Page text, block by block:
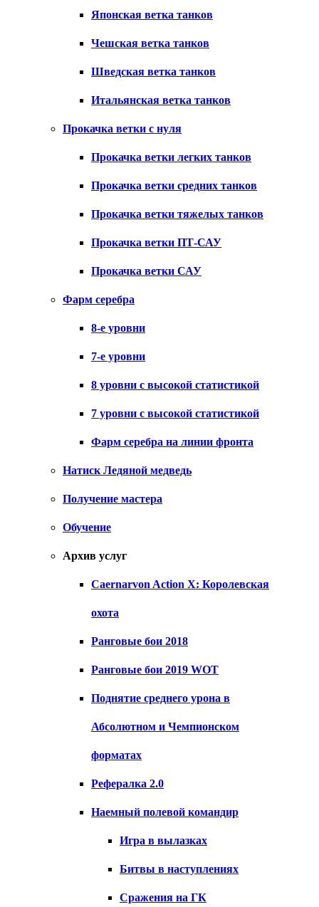
Японская ветка танков
Чешская ветка танков
Шведская ветка танков
Итальянская ветка танков
Прокачка ветки с нуля
Прокачка ветки легких танков
Прокачка ветки средних танков
Прокачка ветки тяжелых танков
Прокачка ветки ПТ-САУ
Прокачка ветки САУ
Фарм серебра
8-е уровни
7-е уровни
8 уровни с высокой статистикой
7 уровни с высокой статистикой
Фарм серебра на линии фронта
Натиск Ледяной медведь
Получение мастера
Обучение
Архив услуг
Caernarvon Action X: Королевская
охота
Ранговые бои 2018
Ранговые бои 2019 WOT
Поднятие среднего урона в
Абсолютном и Чемпионском
форматах
Рефералка 2.0
Наемный полевой командир
Игра в вылазках
Битвы в наступлениях
Сражения на ГК